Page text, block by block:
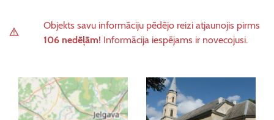
Objekts savu informāciju pēdējo reizi atjaunojis pirms
106 nedēļām! Informācija iespējams ir novecojusi.